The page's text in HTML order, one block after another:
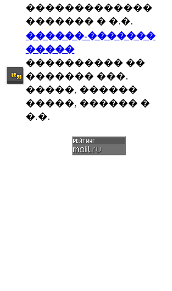
�������������
������� � �.�.
������-�������
�����
���������� ��
������� ���.
�����, ������
�����, ������ �
�.�.